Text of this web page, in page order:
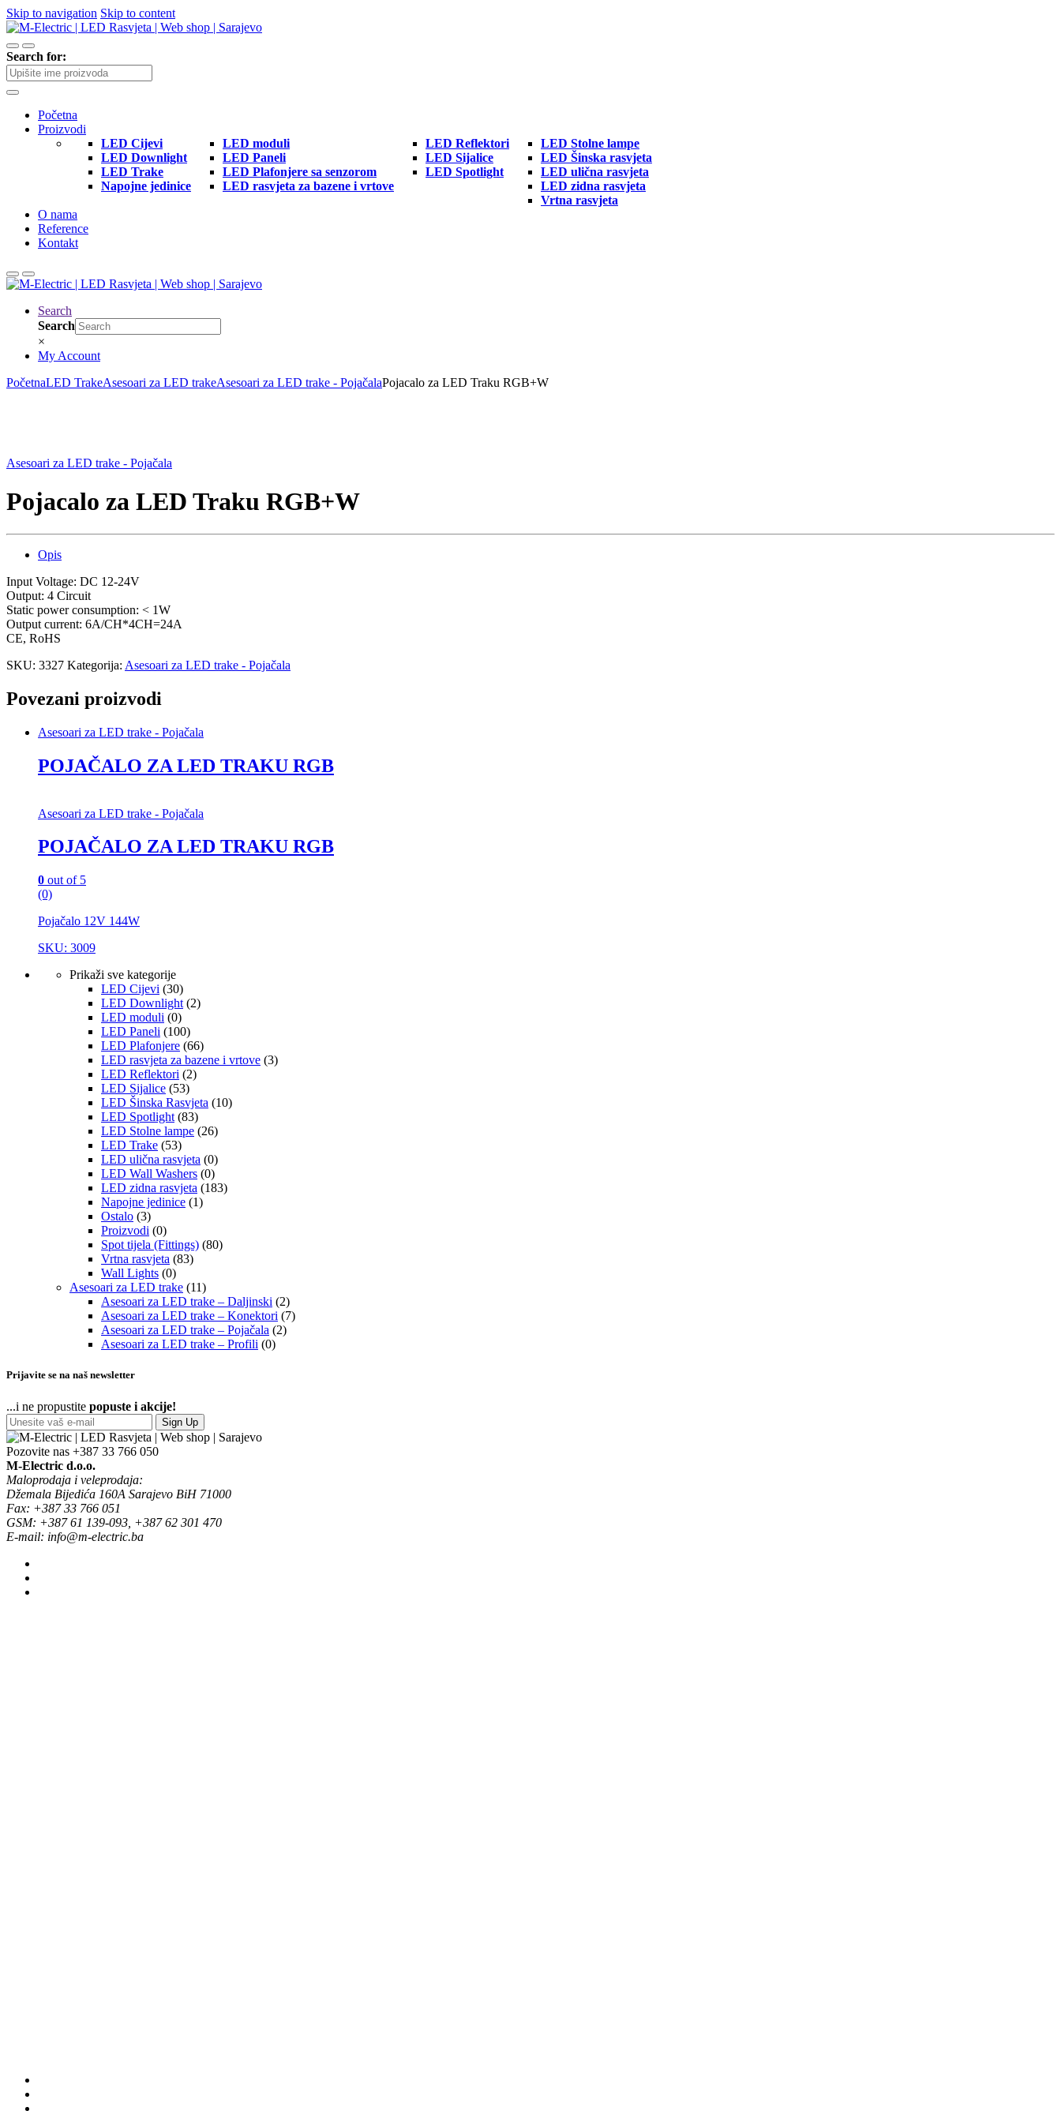
Skip to navigation Skip to content
Search for:
Početna
Proizvodi
LED Cijevi
LED Downlight
LED Trake
Napojne jedinice
LED moduli
LED Paneli
LED Plafonjere sa senzorom
LED rasvjeta za bazene i vrtove
LED Reflektori
LED Sijalice
LED Spotlight
LED Stolne lampe
LED Šinska rasvjeta
LED ulična rasvjeta
LED zidna rasvjeta
Vrtna rasvjeta
O nama
Reference
Kontakt
Search
Search
×
My Account
PočetnaLED TrakeAsesoari za LED trakeAsesoari za LED trake - PojačalaPojacalo za LED Traku RGB+W
Asesoari za LED trake - Pojačala
Pojacalo za LED Traku RGB+W
Opis
Input Voltage: DC 12-24V
Output: 4 Circuit
Static power consumption: < 1W
Output current: 6A/CH*4CH=24A
CE, RoHS
SKU: 3327 Kategorija: Asesoari za LED trake - Pojačala
Povezani proizvodi
Asesoari za LED trake - Pojačala
POJAČALO ZA LED TRAKU RGB
Asesoari za LED trake - Pojačala
POJAČALO ZA LED TRAKU RGB
0 out of 5
(0)
Pojačalo 12V 144W
SKU: 3009
Prikaži sve kategorije
LED Cijevi (30)
LED Downlight (2)
LED moduli (0)
LED Paneli (100)
LED Plafonjere (66)
LED rasvjeta za bazene i vrtove (3)
LED Reflektori (2)
LED Sijalice (53)
LED Šinska Rasvjeta (10)
LED Spotlight (83)
LED Stolne lampe (26)
LED Trake (53)
LED ulična rasvjeta (0)
LED Wall Washers (0)
LED zidna rasvjeta (183)
Napojne jedinice (1)
Ostalo (3)
Proizvodi (0)
Spot tijela (Fittings) (80)
Vrtna rasvjeta (83)
Wall Lights (0)
Asesoari za LED trake (11)
Asesoari za LED trake – Daljinski (2)
Asesoari za LED trake – Konektori (7)
Asesoari za LED trake – Pojačala (2)
Asesoari za LED trake – Profili (0)
Prijavite se na naš newsletter
...i ne propustite popuste i akcije!
Sign Up
Pozovite nas +387 33 766 050
M-Electric d.o.o.
Maloprodaja i veleprodaja:
Džemala Bijedića 160A Sarajevo BiH 71000
Fax: +387 33 766 051
GSM: +387 61 139-093, +387 62 301 470
E-mail: info@m-electric.ba